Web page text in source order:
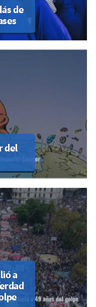
de
del
a